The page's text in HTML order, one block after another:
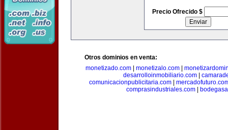
Precio Ofrecido $
Otros dominios en venta:
monetizado.com
monetizalo.com
desarrolloinmobiliario.com
comunicacionpublicitaria.com|
comprasindustriales.com|